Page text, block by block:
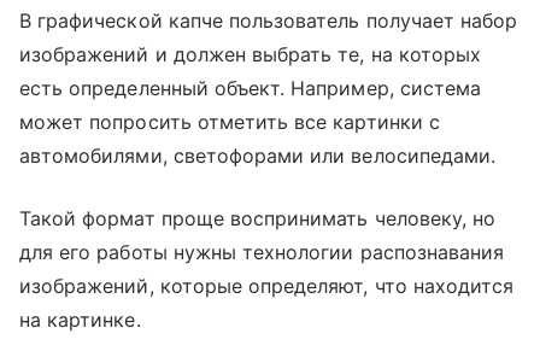
В графической капче пользователь получает набор
изображений и должен выбрать те, на которых
есть определенный объект. Например, система
может попросить отметить все картинки с
автомобилями, светофорами или велосипедами.
Такой формат проще воспринимать человеку, но
для его работы нужны технологии распознавания
изображений, которые определяют, что находится
на картинке.